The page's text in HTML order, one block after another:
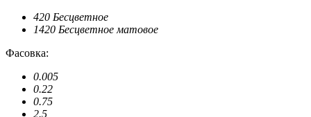
420 Бесцветное
1420 Бесцветное матовое
Фасовка:
0.005
0.22
0.75
2.5